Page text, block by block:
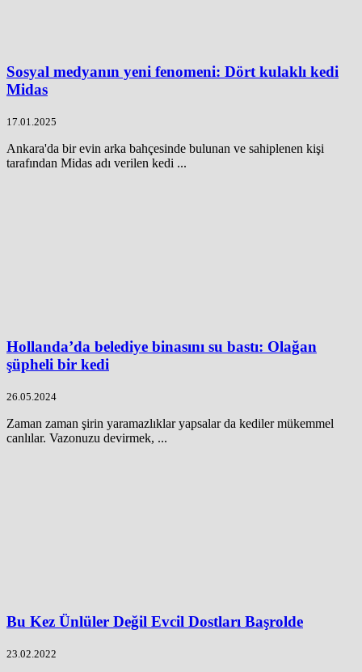
Sosyal medyanın yeni fenomeni: Dört kulaklı kedi
Midas
17.01.2025
Ankara'da bir evin arka bahçesinde bulunan ve sahiplenen kişi
tarafından Midas adı verilen kedi ...
Hollanda’da belediye binasını su bastı: Olağan
şüpheli bir kedi
26.05.2024
Zaman zaman şirin yaramazlıklar yapsalar da kediler mükemmel
canlılar. Vazonuzu devirmek, ...
Bu Kez Ünlüler Değil Evcil Dostları Başrolde
23.02.2022